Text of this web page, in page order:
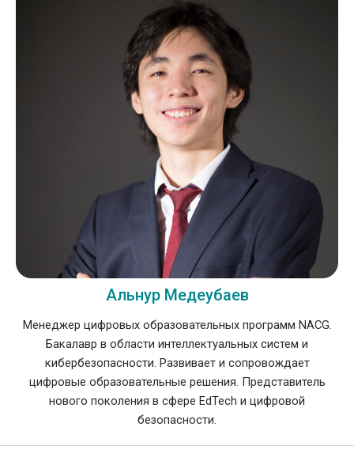
Альнур Медеубаев
Менеджер цифровых образовательных программ NACG.
Бакалавр в области интеллектуальных систем и
кибербезопасности. Развивает и сопровождает
цифровые образовательные решения. Представитель
нового поколения в сфере EdTech и цифровой
безопасности.